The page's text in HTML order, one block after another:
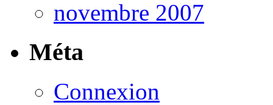
novembre 2007
Méta
Connexion